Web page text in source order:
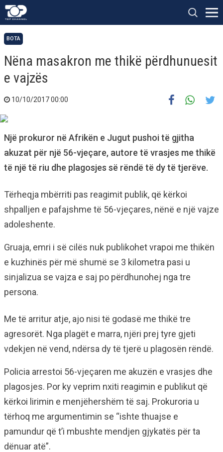
BOTA
Nëna masakron me thikë përdhunuesit
e vajzës
10/10/2017 00:00
Një prokuror në Afrikën e Jugut pushoi të gjitha
akuzat për një 56-vjeçare, autore të vrasjes me thikë
të një të riu dhe plagosjes së rëndë të dy të tjerëve.
Tërheqja mbërriti pas reagimit publik, që kërkoi
shpalljen e pafajshme të 56-vjeçares, nënë e një vajze
adoleshente.
Gruaja, emri i së cilës nuk publikohet vrapoi me thikën
e kuzhinës për më shumë se 3 kilometra pasi u
sinjalizua se vajza e saj po përdhunohej nga tre
persona.
Me të arritur atje, ajo nisi të godasë me thikë tre
agresorët. Nga plagët e marra, njëri prej tyre gjeti
vdekjen në vend, ndërsa dy të tjerë u plagosën rëndë.
Policia arrestoi 56-vjeçaren me akuzën e vrasjes dhe
plagosjes. Por ky veprim nxiti reagimin e publikut që
kërkoi lirimin e menjëhershëm të saj. Prokuroria u
tërhoq me argumentimin se “ishte thuajse e
pamundur që t’i mbushte mendjen gjykatës për ta
dënuar atë”.